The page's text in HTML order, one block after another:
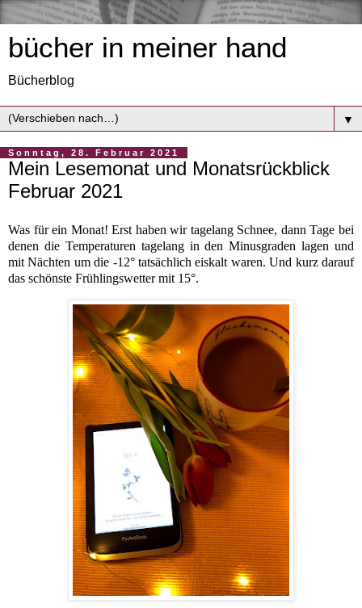
bücher in meiner hand
Bücherblog
▼
Sonntag, 28. Februar 2021
Mein Lesemonat und Monatsrückblick
Februar 2021
Was für ein Monat! Erst haben wir tagelang Schnee, dann Tage bei
denen die Temperaturen tagelang in den Minusgraden lagen und
mit Nächten um die -12° tatsächlich eiskalt waren. Und kurz darauf
das schönste Frühlingswetter mit 15°.